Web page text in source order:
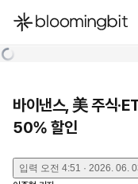
한국어
바이낸스, 美 주식
50% 할인
입력 오전 4:51 · 2026. 06.